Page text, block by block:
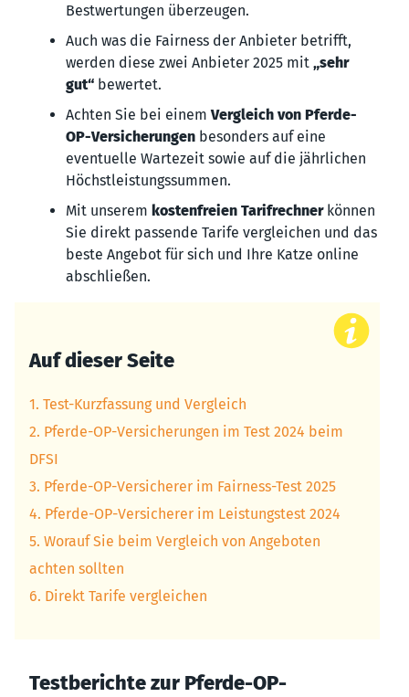
Bestwertungen überzeugen.
Auch was die Fairness der Anbieter betrifft,
werden diese zwei Anbieter 2025 mit „sehr
gut“ bewertet.
Achten Sie bei einemVergleich von Pferde-
OP-Versicherungen besonders auf eine
eventuelle Wartezeit sowie auf die jährlichen
Höchstleistungssummen.
Mit unserem kostenfreien Tarifrechnerkönnen
Sie direkt passende Tarife vergleichen und das
beste Angebot für sich und Ihre Katze online
abschließen.
Auf dieser Seite
1. Test-Kurzfassung und Vergleich
2. Pferde-OP-Versicherungen im Test 2024 beim
DFSI
3. Pferde-OP-Versicherer im Fairness-Test 2025
4. Pferde-OP-Versicherer im Leistungstest 2024
5. Worauf Sie beim Vergleich von Angeboten
achten sollten
6. Direkt Tarife vergleichen
Testberichte zur Pferde-OP-